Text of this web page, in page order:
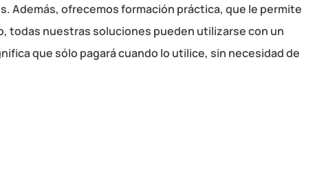
Además, ofrecemos formación práctica, que le permite
todas nuestras soluciones pueden utilizarse con un
que sólo pagará cuando lo utilice, sin necesidad de